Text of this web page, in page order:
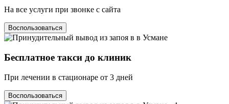
На все услуги при звонке с сайта
Воспользоваться
Бесплатное такси до клиник
При лечении в стационаре от 3 дней
Воспользоваться